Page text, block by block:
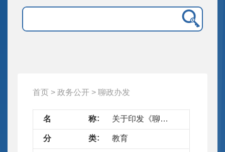
首页 > 政务公开 > 聊政办发
名 称 关于印发《聊城市县级人民政府履行教育职责实施方案》的通知
分 类 教育